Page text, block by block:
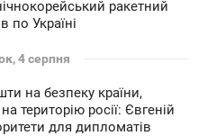
ракетний
по Україні
4 серпня
на безпеку країни,
територію росії: Євгеній
для дипломатів